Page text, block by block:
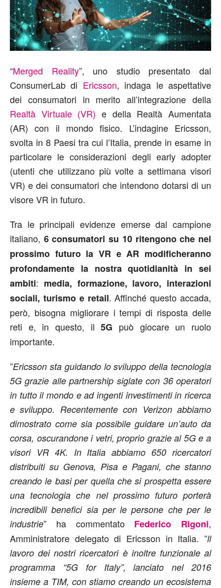
“Merged Reality”, uno studio presentato dal
ConsumerLab di Ericsson, indaga le aspettative
dei consumatori in merito all’integrazione della
Realtà Virtuale (VR) e della Realtà Aumentata
(AR) con il mondo fisico. L’indagine Ericsson,
svolta in 8 Paesi tra cui l’Italia, prende in esame in
particolare le considerazioni degli early adopter
(utenti che utilizzano più volte a settimana visori
VR) e dei consumatori che intendono dotarsi di un
visore VR in futuro.
Tra le principali evidenze emerse dal campione
italiano, 6 consumatori su 10 ritengono che nel
prossimo futuro la VR e AR modificheranno
profondamente la nostra quotidianità in sei
ambiti: media, formazione, lavoro, interazioni
sociali, turismo e retail. Affinché questo accada,
però, bisogna migliorare i tempi di risposta delle
reti e, in questo, il5G può giocare un ruolo
importante.
”Ericsson sta guidando lo sviluppo della tecnologia
5G grazie alle partnership siglate con 36 operatori
in tutto il mondo e ad ingenti investimenti in ricerca
e sviluppo. Recentemente con Verizon abbiamo
dimostrato come sia possibile guidare un’auto da
corsa, oscurandone i vetri, proprio grazie al 5G e a
visori VR 4K. In Italia abbiamo 650 ricercatori
distribuiti su Genova, Pisa e Pagani, che stanno
creando le basi per quella che si prospetta essere
una tecnologia che nel prossimo futuro porterà
incredibili benefici sia per le persone che per le
industrie” ha commentato Federico Rigoni,
Amministratore delegato di Ericsson in Italia. ”ll
lavoro dei nostri ricercatori è inoltre funzionale al
programma “5G for Italy”, lanciato nel 2016
insieme a TIM, con stiamo creando un ecosistema